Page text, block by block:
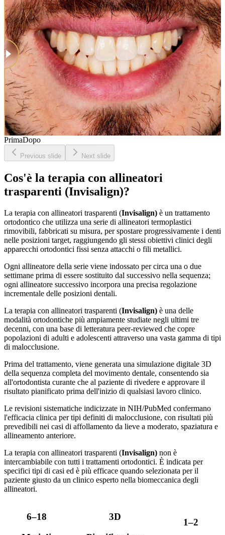
PrimaDopo
Previous slide Next slide
Cos'è la terapia con allineatori
trasparenti (Invisalign)?
La terapia con allineatori trasparenti (Invisalign) è un trattamento
ortodontico che utilizza una serie di allineatori termoplastici
rimovibili, fabbricati su misura, per spostare progressivamente i denti
nelle posizioni target, raggiungendo gli stessi obiettivi clinici degli
apparecchi ortodontici fissi senza attacchi o fili metallici.
Ogni allineatore della serie viene indossato per circa una o due
settimane prima di essere sostituito dal successivo nella sequenza;
ogni allineatore successivo incorpora una precisa regolazione
incrementale delle posizioni dentali.
La terapia con allineatori trasparenti (Invisalign) è una delle
modalità ortodontiche più ampiamente studiate negli ultimi tre
decenni, con una base di letteratura peer-reviewed che copre
popolazioni di adulti e adolescenti attraverso una vasta gamma di tipi
di malocclusione.
Prima del trattamento, viene generata una simulazione digitale 3D
della sequenza completa del movimento dentale, consentendo sia
all'ortodontista curante che al paziente di rivedere e approvare il
risultato pianificato prima dell'inizio di qualsiasi lavoro clinico.
Le revisioni sistematiche indicizzate in NIH/PubMed confermano
l'efficacia clinica per tipi definiti di malocclusione, con risultati più
prevedibili nei casi di affollamento da lieve a moderato, spaziatura e
allineamento anteriore.
La terapia con allineatori trasparenti (Invisalign) non è
intercambiabile con tutti i trattamenti ortodontici. È indicata per
specifici tipi di casi ed è più efficace quando selezionata per il
paziente giusto da un clinico esperto nella biomeccanica degli
allineatori.
6–18
3D
1–2